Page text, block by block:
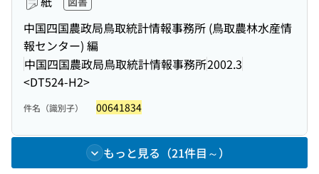
中国四国農政局鳥取統計情報事務所 (鳥取農林水産情
報センター) 編
中国四国農政局鳥取統計情報事務所2002.3
<DT524-H2>
件名（識別子） 00641834
もっと見る（21件目～）